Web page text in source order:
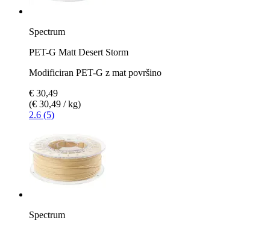
Spectrum
PET-G Matt Desert Storm
Modificiran PET-G z mat površino
€ 30,49
(€ 30,49 / kg)
2.6 (5)
Spectrum